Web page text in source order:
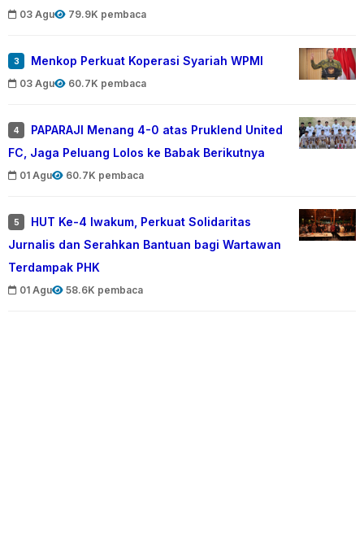
03 Agu 79.9K pembaca
3 Menkop Perkuat Koperasi Syariah WPMI
03 Agu 60.7K pembaca
4
PAPARAJI Menang 4-0 atas Pruklend United
FC, Jaga Peluang Lolos ke Babak Berikutnya
01 Agu 60.7K pembaca
5
HUT Ke-4 Iwakum, Perkuat Solidaritas
Jurnalis dan Serahkan Bantuan bagi Wartawan
Terdampak PHK
01 Agu 58.6K pembaca